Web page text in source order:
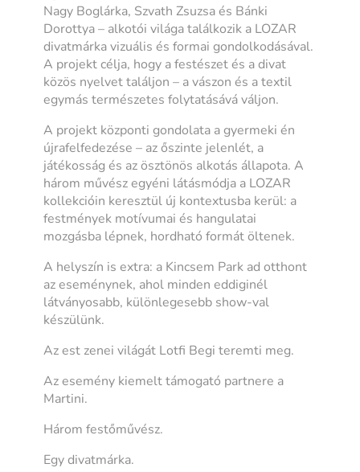
Nagy Boglárka, Szvath Zsuzsa és Bánki
Dorottya – alkotói világa találkozik a LOZAR
divatmárka vizuális és formai gondolkodásával.
A projekt célja, hogy a festészet és a divat
közös nyelvet találjon – a vászon és a textil
egymás természetes folytatásává váljon.
A projekt központi gondolata a gyermeki én
újrafelfedezése – az őszinte jelenlét, a
játékosság és az ösztönös alkotás állapota. A
három művész egyéni látásmódja a LOZAR
kollekcióin keresztül új kontextusba kerül: a
festmények motívumai és hangulatai
mozgásba lépnek, hordható formát öltenek.
A helyszín is extra: a Kincsem Park ad otthont
az eseménynek, ahol minden eddiginél
látványosabb, különlegesebb show-val
készülünk.
Az est zenei világát Lotfi Begi teremti meg.
Az esemény kiemelt támogató partnere a
Martini.
Három festőművész.
Egy divatmárka.